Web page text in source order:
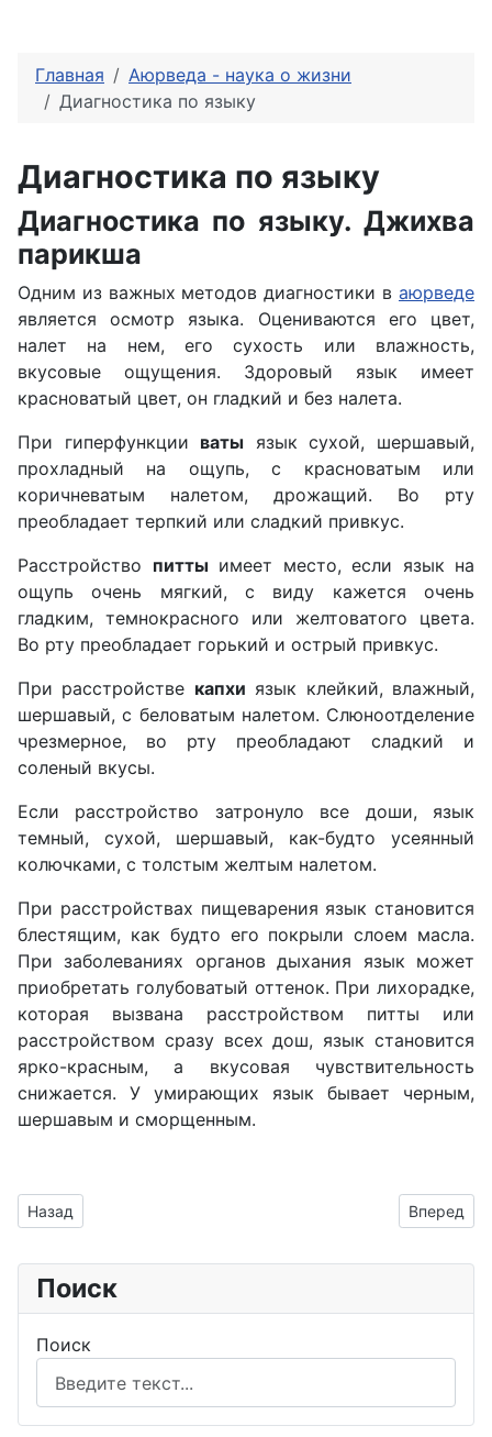
Главная
Аюрведа - наука о жизни
Диагностика по языку
Диагностика по языку
Диагностика по языку. Джихва
парикша
Одним из важных методов диагностики в аюрведе
является осмотр языка. Оцениваются его цвет,
налет на нем, его сухость или влажность,
вкусовые ощущения. Здоровый язык имеет
красноватый цвет, он гладкий и без налета.
При гиперфункции ваты язык сухой, шершавый,
прохладный на ощупь, с красноватым или
коричневатым налетом, дрожащий. Во рту
преобладает терпкий или сладкий привкус.
Расстройство питтыимеет место, если язык на
ощупь очень мягкий, с виду кажется очень
гладким, темнокрасного или желтоватого цвета.
Во рту преобладает горький и острый привкус.
При расстройстве капхи язык клейкий, влажный,
шершавый, с беловатым налетом. Слюноотделение
чрезмерное, во рту преобладают сладкий и
соленый вкусы.
Если расстройство затронуло все доши, язык
темный, сухой, шершавый, как-будто усеянный
колючками, с толстым желтым налетом.
При расстройствах пищеварения язык становится
блестящим, как будто его покрыли слоем масла.
При заболеваниях органов дыхания язык может
приобретать голубоватый оттенок. При лихорадке,
которая вызвана расстройством питты или
расстройством сразу всех дош, язык становится
ярко-красным, а вкусовая чувствительность
снижается. У умирающих язык бывает черным,
шершавым и сморщенным.
Предыдущий: Дивертикулит
Назад Вперед
Поиск
Поиск